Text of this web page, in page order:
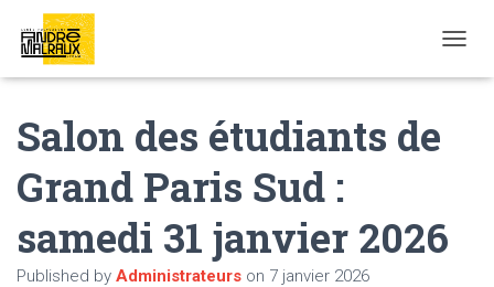
Salon des étudiants de
Grand Paris Sud :
samedi 31 janvier 2026
Published by Administrateurs on 7 janvier 2026